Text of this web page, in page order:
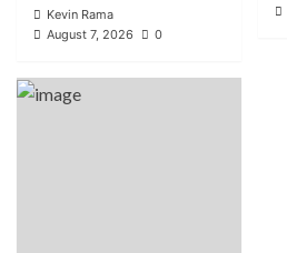
Kevin Rama
August 7, 2026
0